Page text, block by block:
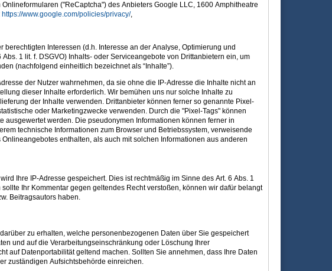
("ReCaptcha") des Anbieters Google LLC, 1600 Amphitheatre
https://www.google.com/policies/privacy/,
Interessen (d.h. Interesse an der Analyse, Optimierung und
1 lit. f. DSGVO) Inhalts- oder Serviceangebote von Drittanbietern ein, um
(nachfolgend einheitlich bezeichnet als “Inhalte”).
der Nutzer wahrnehmen, da sie ohne die IP-Adresse die Inhalte nicht an
dieser Inhalte erforderlich. Wir bemühen uns nur solche Inhalte zu
der Inhalte verwenden. Drittanbieter können ferner so genannte Pixel-
oder Marketingzwecke verwenden. Durch die "Pixel-Tags" können
ausgewertet werden. Die pseudonymen Informationen können ferner in
technische Informationen zum Browser und Betriebssystem, verweisende
enthalten, als auch mit solchen Informationen aus anderen
Ihre IP-Adresse gespeichert. Dies ist rechtmäßig im Sinne des Art. 6 Abs. 1
Ihr Kommentar gegen geltendes Recht verstoßen, können wir dafür belangt
Beitragsautors haben.
zu erhalten, welche personenbezogenen Daten über Sie gespeichert
und auf die Verarbeitungseinschränkung oder Löschung Ihrer
auf Datenportabilität geltend machen. Sollten Sie annehmen, dass Ihre Daten
zuständigen Aufsichtsbehörde einreichen.